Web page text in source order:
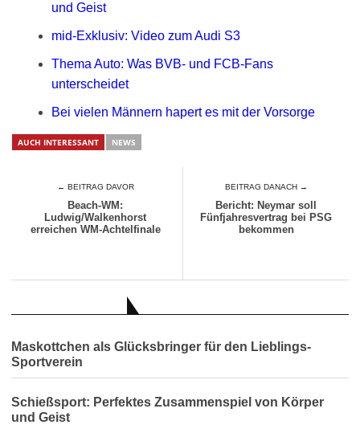
und Geist
mid-Exklusiv: Video zum Audi S3
Thema Auto: Was BVB- und FCB-Fans
unterscheidet
Bei vielen Männern hapert es mit der Vorsorge
AUCH INTERESSANT NEWS
← BEITRAG DAVOR
Beach-WM:
Ludwig/Walkenhorst
erreichen WM-Achtelfinale
BEITRAG DANACH →
Bericht: Neymar soll
Fünfjahresvertrag bei PSG
bekommen
Maskottchen als Glücksbringer für den Lieblings-
Sportverein
Schießsport: Perfektes Zusammenspiel von Körper
und Geist